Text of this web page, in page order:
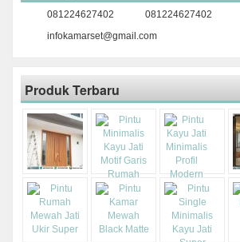
081224627402 081224627402
infokamarset@gmail.com
Produk Terbaru